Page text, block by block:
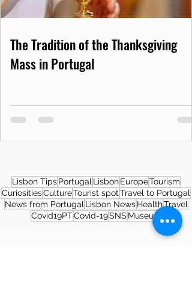
The Tradition of the Thanksgiving
Mass in Portugal
Lisbon TipsPortugal LisbonEuropeTourism
CuriositiesCultureTourist spotTravel to Portugal
News from Portugal Lisbon News HealthTravel
Covid19PTCovid-19SNS Museum